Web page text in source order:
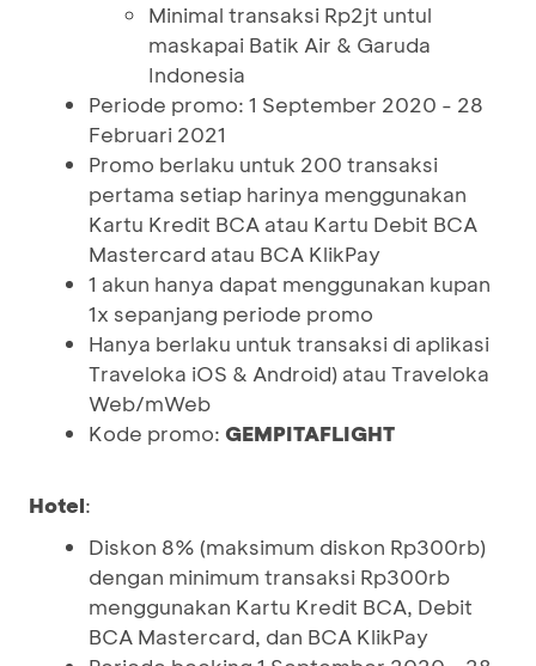
Minimal transaksi Rp2jt untul
maskapai Batik Air & Garuda
Indonesia
Periode promo: 1 September 2020 - 28
Februari 2021
Promo berlaku untuk 200 transaksi
pertama setiap harinya menggunakan
Kartu Kredit BCA atau Kartu Debit BCA
Mastercard atau BCA KlikPay
1 akun hanya dapat menggunakan kupan
1x sepanjang periode promo
Hanya berlaku untuk transaksi di aplikasi
Traveloka iOS & Android) atau Traveloka
Web/mWeb
Kode promo: GEMPITAFLIGHT
Hotel:
Diskon 8% (maksimum diskon Rp300rb)
dengan minimum transaksi Rp300rb
menggunakan Kartu Kredit BCA, Debit
BCA Mastercard, dan BCA KlikPay